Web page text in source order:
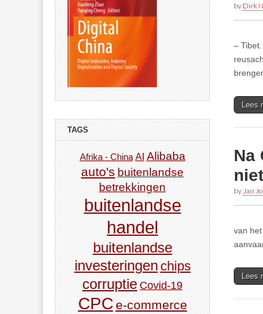
by Dirk
–
Lees
Na
by Jan
van
Lees
TAGS
Afrika - China AI Alibaba
auto's buitenlandse
betrekkingen
buitenlandse
handel
buitenlandse
investeringen chips
corruptie Covid-19
CPC e-commerce